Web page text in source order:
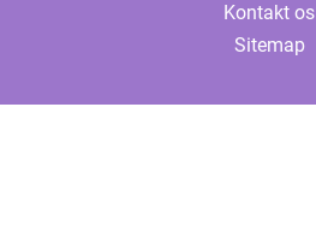
Kontakt os
Sitemap